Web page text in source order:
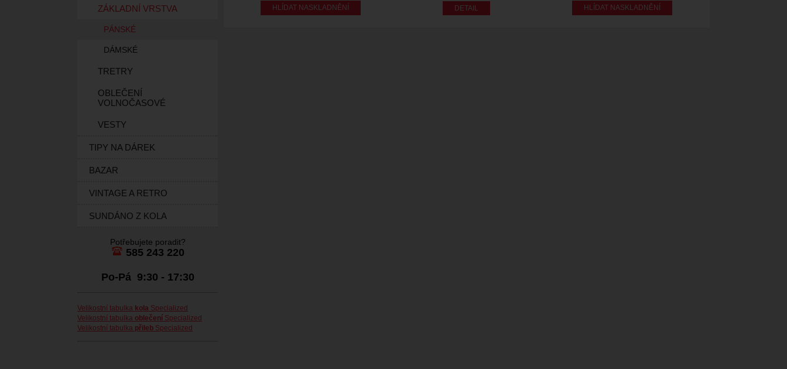
ZÁKLADNÍ VRSTVA
PÁNSKÉ
DÁMSKÉ
TRETRY
OBLEČENÍ
VOLNOČASOVÉ
VESTY
TIPY NA DÁREK
BAZAR
VINTAGE A RETRO
SUNDÁNO Z KOLA
Potřebujete poradit?
585 243 220
Po-Pá 9:30 - 17:30
Velikostní tabulka kola Specialized
Velikostní tabulka oblečení Specialized
Velikostní tabulka přileb Specialized
HLÍDAT NASKLADNĚNÍ HLÍDAT NASKLADNĚNÍ